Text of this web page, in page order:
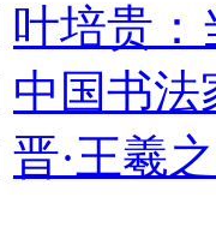
叶培贵：
中国书法
晋·王羲